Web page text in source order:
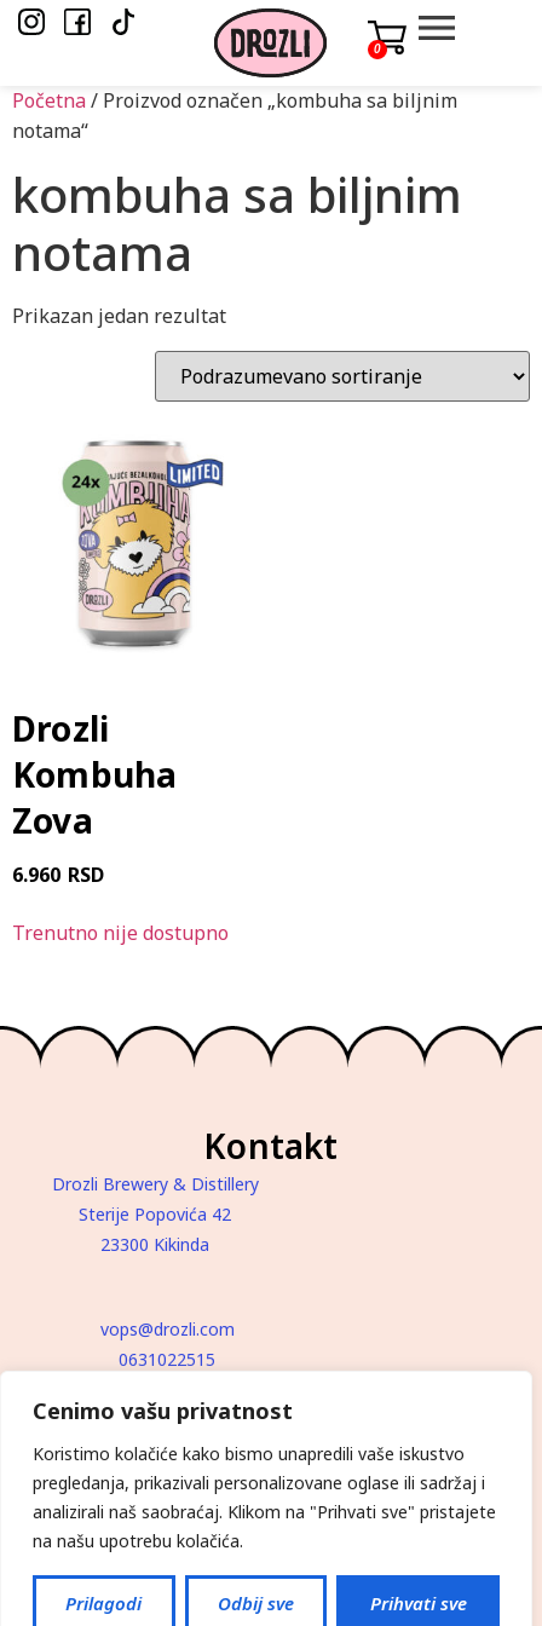
Cenimo vašu privatnost
Koristimo kolačiće kako bismo unapredili vaše iskustvo
pregledanja, prikazivali personalizovane oglase ili sadržaj i
analizirali naš saobraćaj. Klikom na "Prihvati sve" pristajete
na našu upotrebu kolačića.
Prilagodi Odbij sve Prihvati sve
0
Početna/ Proizvod označen „kombuha sa biljnim
notama“
kombuha sa biljnim
notama
Prikazan jedan rezultat
Drozli
Kombuha
Zova
6.960 RSD
Trenutno nije dostupno
Kontakt
Drozli Brewery & Distillery
Sterije Popovića 42
23300 Kikinda
vops@drozli.com
0631022515
POLITIKA PRIVATNOSTI USLOVI KORIŠĆENJA
USLOVI KUPOVINE